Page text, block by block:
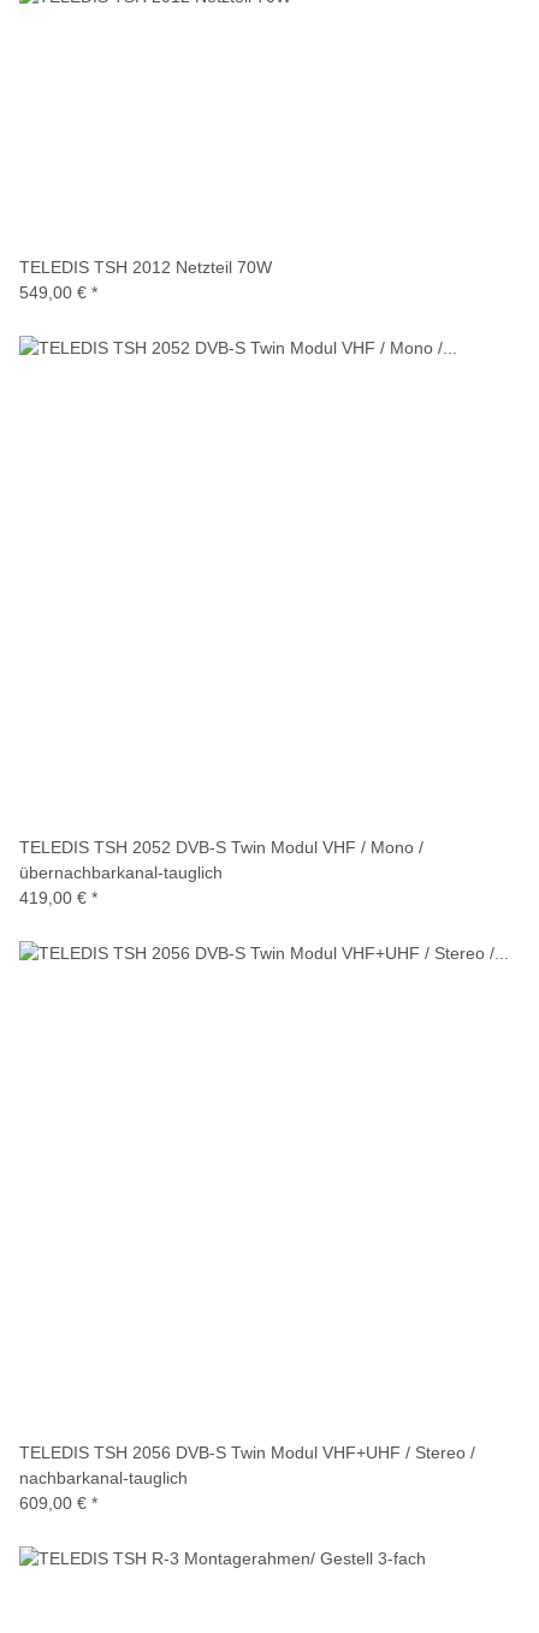
TELEDIS TSH 2012 Netzteil 70W
549,00 € *
TELEDIS TSH 2052 DVB-S Twin Modul VHF / Mono /
übernachbarkanal-tauglich
419,00 € *
TELEDIS TSH 2056 DVB-S Twin Modul VHF+UHF / Stereo /
nachbarkanal-tauglich
609,00 € *